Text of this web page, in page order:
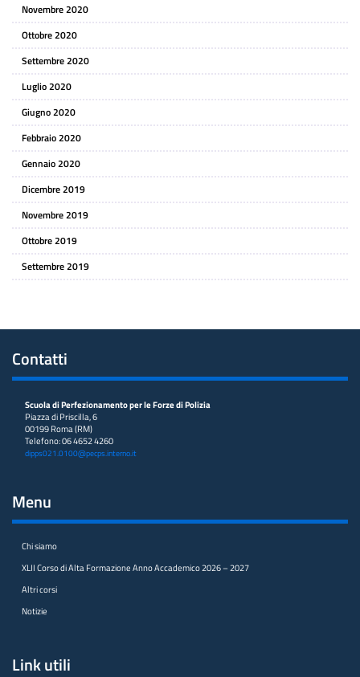
Novembre 2020
Ottobre 2020
Settembre 2020
Luglio 2020
Giugno 2020
Febbraio 2020
Gennaio 2020
Dicembre 2019
Novembre 2019
Ottobre 2019
Settembre 2019
Contatti
Scuola di Perfezionamento per le Forze di Polizia
Piazza di Priscilla, 6
00199 Roma (RM)
Telefono: 06 4652 4260
dipps021.0100@pecps.interno.it
Menu
Chi siamo
XLII Corso di Alta Formazione Anno Accademico 2026 – 2027
Altri corsi
Notizie
Link utili